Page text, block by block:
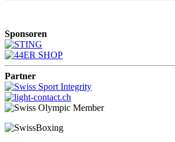
Sponsoren
Partner